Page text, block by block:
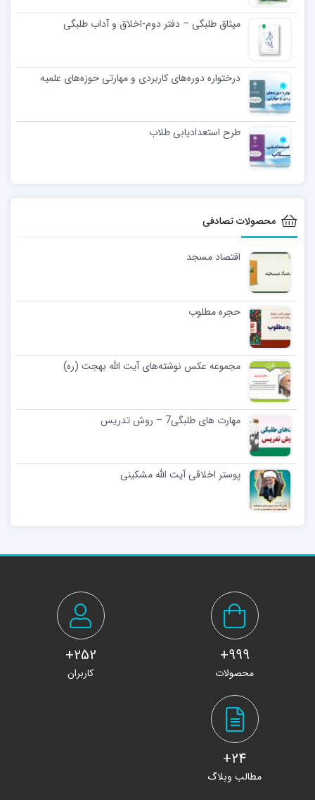
میثاق طلبگی – دفتر دوم-اخلاق و آداب طلبگی
درختواره دوره‌های کاربردی و مهارتی حوزه‌های علمیه
طرح استعدادیابی طلاب
محصولات تصادفی
اقتصاد مسجد
حجره مطلوب
مجموعه عکس نوشته‌های آیت الله بهجت (ره)
مهارت های طلبگی7 – روش تدریس
پوستر اخلاقی آیت الله مشکینی
999+
محصولات
252+
کاربران
24+
مطالب وبلاگ